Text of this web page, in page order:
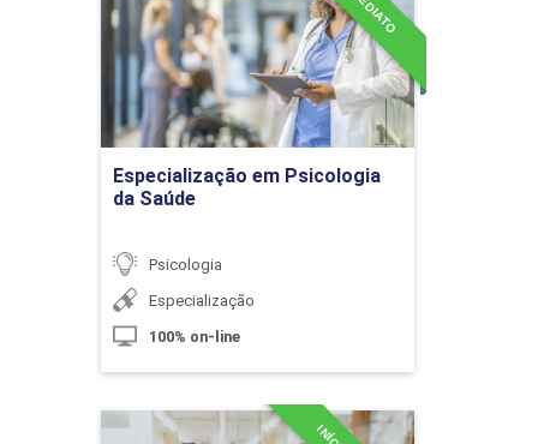
10h
Dança para Terceira Idade
Especialização em Psicologia
da Saúde
Psicologia
Especialização
100% on-line
Detalhes do curso
Ir para Inscrição